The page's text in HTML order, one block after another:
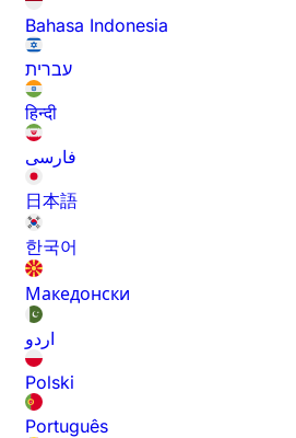
Bahasa Indonesia
עברית
हिन्दी
فارسی
日本語
한국어
Македонски
اردو
Polski
Português